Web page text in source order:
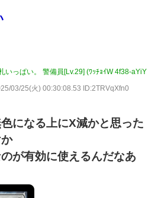
いっぱい。 警備員[Lv.29] (ﾜｯﾁｮｲW 4f38-aYiY
03/25(火) 00:30:08.53 ID:2TRVqXfn0
になる上にX減かと思った
が有効に使えるんだなあ